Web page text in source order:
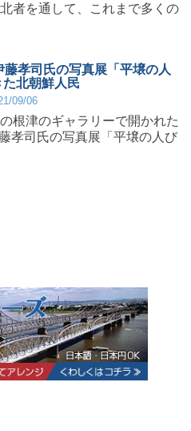
者を通して、これまで多くの
藤孝司氏の写真展「平壌の人
北朝鮮人民
09/06
根津のギャラリーで開かれた
孝司氏の写真展「平壌の人び